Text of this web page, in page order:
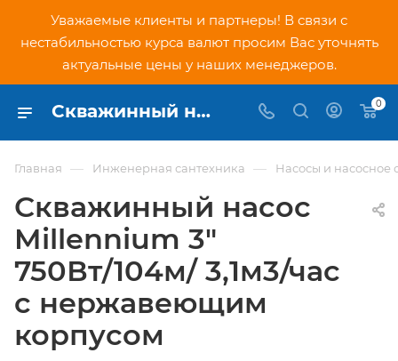
Уважаемые клиенты и партнеры! В связи с
нестабильностью курса валют просим Вас уточнять
актуальные цены у наших менеджеров.
Скважинный насос Millennium 3" 750Вт/104м/ 3,1м3/час с нержавеющим корпусом - купить по низкой цене в Москве, интернет-магазин PNDtech.ru 0
Главная — Инженерная сантехника — Насосы и насосное
Скважинный насос
Millennium 3"
750Вт/104м/ 3,1м3/час
с нержавеющим
корпусом